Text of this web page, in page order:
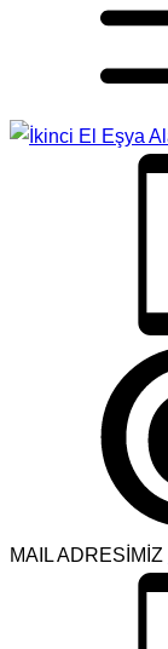
MAIL ADRESİMİZ